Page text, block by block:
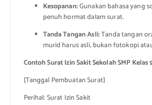
Kesopanan:Gunakan bahasa yang
penuh hormat dalam surat.
Tanda Tangan Asli:Tanda tangan
murid harus asli, bukan fotokopi
Contoh Surat Izin Sakit Sekolah SMP Kelas
[Tanggal Pembuatan Surat]
Perihal: Surat Izin Sakit